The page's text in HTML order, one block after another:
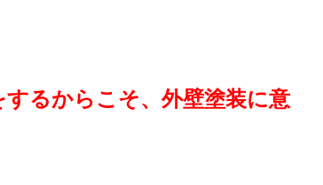
るからこそ、外壁塗装に意